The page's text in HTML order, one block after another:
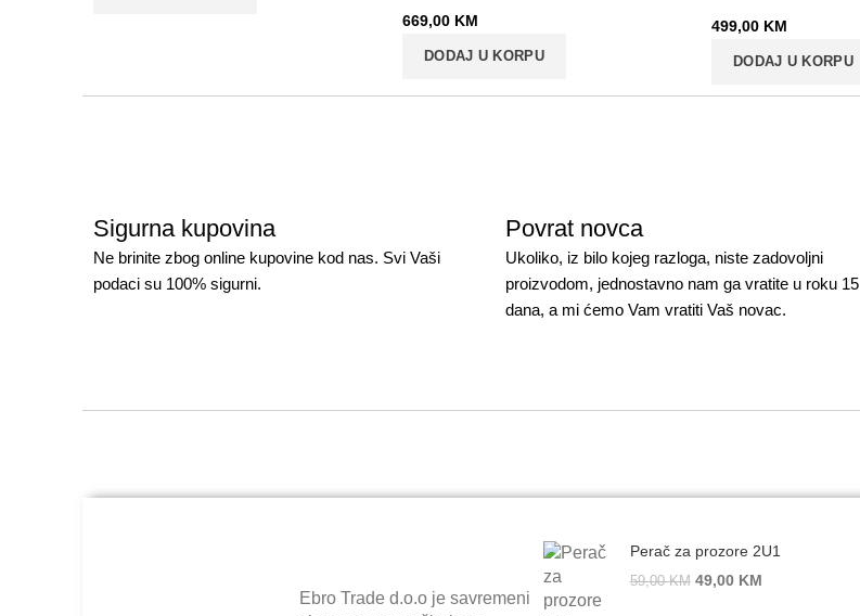
669,00 KM
DODAJ U KORPU
499,00 KM
DODAJ U KORPU
Sigurna kupovina
Ne brinite zbog online kupovine kod nas. Svi Vaši
podaci su 100% sigurni.
Povrat novca
Ukoliko, iz bilo kojeg razloga, niste zadovoljni
proizvodom, jednostavno nam ga vratite u roku 15
dana, a mi ćemo Vam vratiti Vaš novac.
Ebro Trade d.o.o je savremeni
Perač za prozore 2U1
59,00KM 49,00 KM